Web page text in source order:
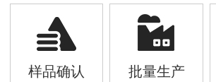
样品确认 批量生产